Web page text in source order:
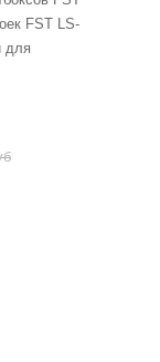
FST LS-
для